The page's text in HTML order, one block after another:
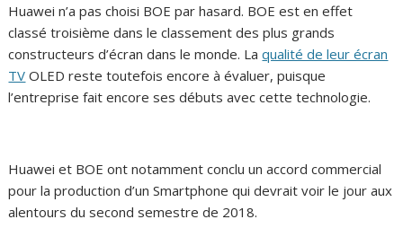
Huawei n’a pas choisi BOE par hasard. BOE est en effet
classé troisième dans le classement des plus grands
constructeurs d’écran dans le monde. Laqualité de leur écran
TV OLED reste toutefois encore à évaluer, puisque
l’entreprise fait encore ses débuts avec cette technologie.
Huawei et BOE ont notamment conclu un accord commercial
pour la production d’un Smartphone qui devrait voir le jour aux
alentours du second semestre de 2018.